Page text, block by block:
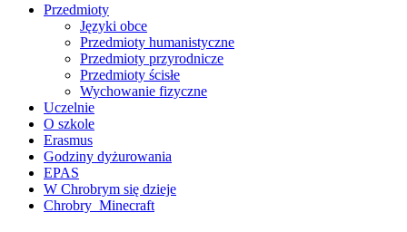
Przedmioty
Języki obce
Przedmioty humanistyczne
Przedmioty przyrodnicze
Przedmioty ścisłe
Wychowanie fizyczne
Uczelnie
O szkole
Erasmus
Godziny dyżurowania
EPAS
W Chrobrym się dzieje
Chrobry_Minecraft